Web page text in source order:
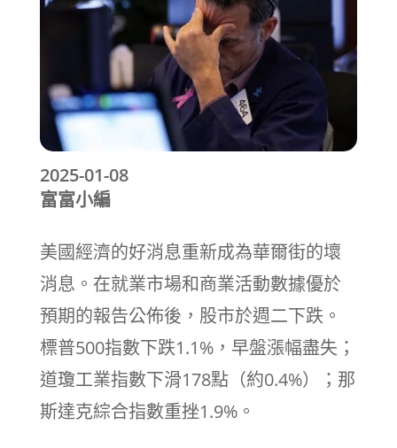
2025-01-08
富富小編
美國經濟的好消息重新成為華爾街的壞
消息。在就業市場和商業活動數據優於
預期的報告公佈後，股市於週二下跌。
標普500指數下跌1.1%，早盤漲幅盡失；
道瓊工業指數下滑178點（約0.4%）；那
斯達克綜合指數重挫1.9%。